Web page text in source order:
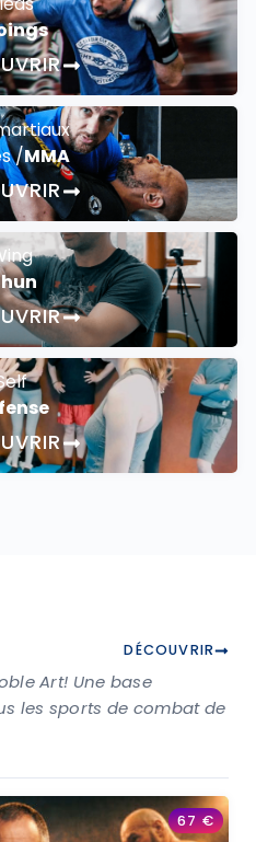
/MMA
DÉCOUVRIR
Art! Une base
les sports de combat de
67€